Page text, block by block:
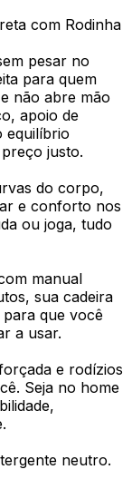
com Rodinha
pesar no
para quem
não abre mão
apoio de
equilíbrio
justo.
do corpo,
e conforto nos
ou joga, tudo
manual
sua cadeira
que você
a usar.
e rodízios
Seja no home
neutro.